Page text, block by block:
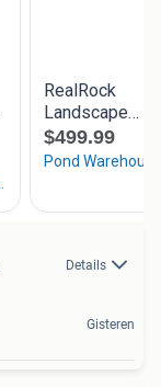
Details
Gisteren